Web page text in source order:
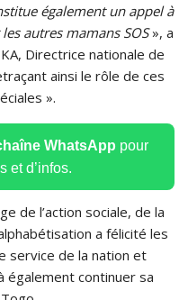
également un appel à
autres mamans SOS», a
, Directrice nationale de
ainsi le rôle de ces
».
WhatsApp pour
et d’infos.
de l’action sociale, de la
a félicité les
service de la nation et
également continuer sa